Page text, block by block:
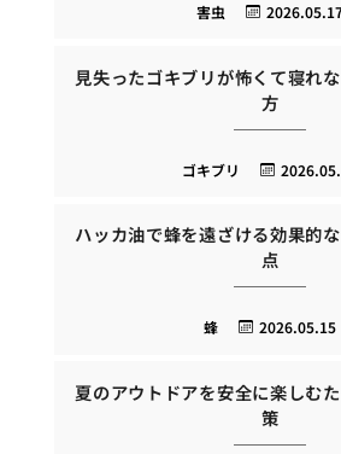
害虫
見失ったゴキブリが怖くて寝れ
方
ゴキブリ
ハッカ油で蜂を遠ざける効果的
点
2026.05.15
蜂
夏のアウトドアを安全に楽しむ
策